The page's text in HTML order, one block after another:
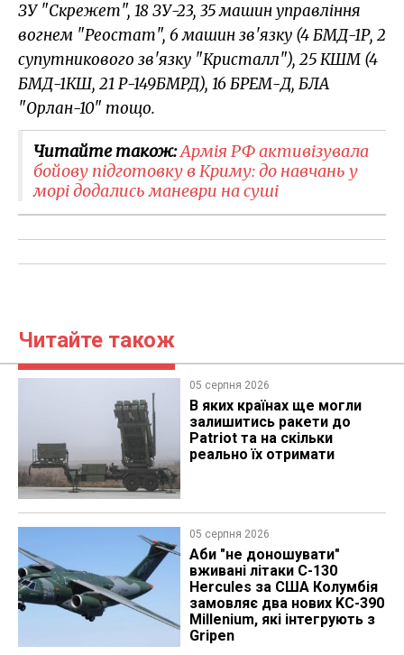
ЗУ "Скрежет", 18 ЗУ-23, 35 машин управління
вогнем "Реостат", 6 машин зв'язку (4 БМД-1Р, 2
супутникового зв'язку "Кристалл"), 25 КШМ (4
БМД-1КШ, 21 Р-149БМРД), 16 БРЕМ-Д, БЛА
"Орлан-10" тощо.
Читайте також:Армія РФ активізувала
бойову підготовку в Криму: до навчань у
морі додались маневри на суші
Читайте також
05 серпня 2026
В яких країнах ще могли
залишитись ракети до
Patriot та на скільки
реально їх отримати
05 серпня 2026
Аби "не доношувати"
вживані літаки C-130
Hercules за США Колумбія
замовляє два нових KC-390
Millenium, які інтегрують з
Gripen